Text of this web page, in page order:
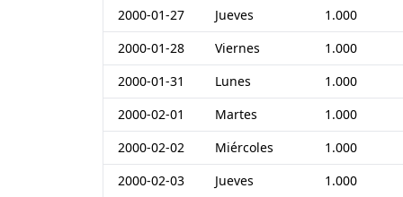
2000-01-27
Jueves
1.000
2000-01-28
Viernes
1.000
2000-01-31
Lunes
1.000
2000-02-01
Martes
1.000
2000-02-02
Miércoles
1.000
2000-02-03
Jueves 1.000